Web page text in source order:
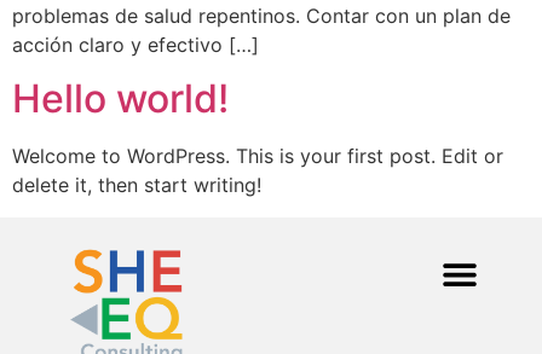
problemas de salud repentinos. Contar con un plan de
acción claro y efectivo […]
Hello world!
Welcome to WordPress. This is your first post. Edit or
delete it, then start writing!